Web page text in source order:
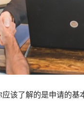
该了解的是申请的